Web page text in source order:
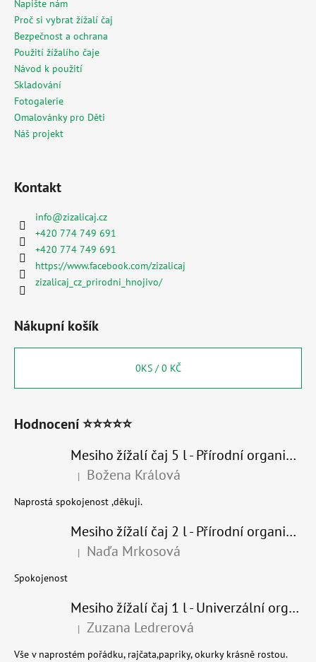
Napište nám
Proč si vybrat žížalí čaj
Bezpečnost a ochrana
Použití žížalího čaje
Návod k použití
Skladování
Fotogalerie
Omalovánky pro Děti
Náš projekt
Kontakt
info@zizalicaj.cz
+420 774 749 691
+420 774 749 691
https://www.facebook.com/zizalicaj
zizalicaj_cz_prirodni_hnojivo/
Nákupní košík
0KS /0 KČ
Hodnocení ⭐⭐⭐⭐⭐
Mesiho žížalí čaj 5 l - Přírodní organické hnojivo 100% nature
Hodnocení produktu je 5 z 5 hvězdiček.
| Božena Králová
Naprostá spokojenost ,děkuji.
Mesiho žížalí čaj 2 l - Přírodní organické hnojivo 100% nature - recyklovaný obal
Hodnocení produktu je 5 z 5 hvězdiček.
| Naďa Mrkosová
Spokojenost
Mesiho žížalí čaj 1 l - Univerzální organické hnojivo
Hodnocení produktu je 5 z 5 hvězdiček.
| Zuzana Ledrerová
Vše v naprostém pořádku, rajčata,papriky, okurky krásně rostou.